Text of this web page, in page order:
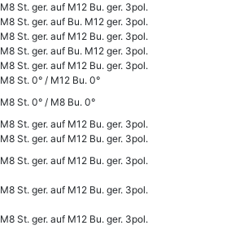
M8 St. ger. auf M12 Bu. ger. 3pol.
M8 St. ger. auf Bu. M12 ger. 3pol.
M8 St. ger. auf M12 Bu. ger. 3pol.
M8 St. ger. auf Bu. M12 ger. 3pol.
M8 St. ger. auf M12 Bu. ger. 3pol.
M8 St. 0° / M12 Bu. 0°
M8 St. 0° / M8 Bu. 0°
M8 St. ger. auf M12 Bu. ger. 3pol.
M8 St. ger. auf M12 Bu. ger. 3pol.
M8 St. ger. auf M12 Bu. ger. 3pol.
M8 St. ger. auf M12 Bu. ger. 3pol.
M8 St. ger. auf M12 Bu. ger. 3pol.